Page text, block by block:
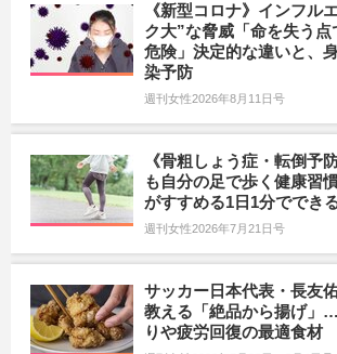
《新型コロナ》インフル
ク大”な脅威「命を失う点
危険」決定的な違いと、
染予防
週刊女性2026年8月11日号
《骨粗しょう症・転倒予
も自分の足で歩く健康習
がすすめる1日1分ででき
週刊女性2026年7月21日号
サッカー日本代表・長友
教える「絶品から揚げ」
りや疲労回復の最適食材